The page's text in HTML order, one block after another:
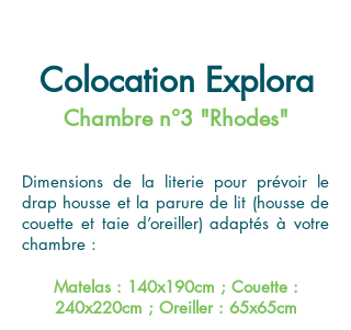
Colocation Explora
Chambre n°3 "Rhodes"
Dimensions de la literie pour prévoir le
drap housse et la parure de lit (housse de
couette et taie d’oreiller) adaptés à votre
chambre :
Matelas : 140x190cm ; Couette :
240x220cm ; Oreiller : 65x65cm